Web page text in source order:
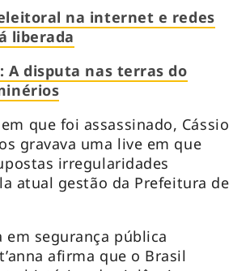
na internet e redes
liberada
A disputa nas terras do
que foi assassinado, Cássio
gravava uma live em que
irregularidades
atual gestão da Prefeitura de
em segurança pública
afirma que o Brasil